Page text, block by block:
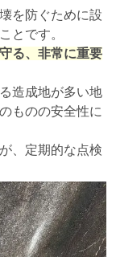
を防ぐために設
とです。
る、非常に重要
造成地が多い地
ものの安全性に
、定期的な点検